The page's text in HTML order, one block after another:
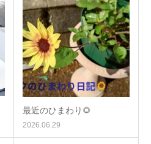
最近のひまわり🌻
2026.06.29